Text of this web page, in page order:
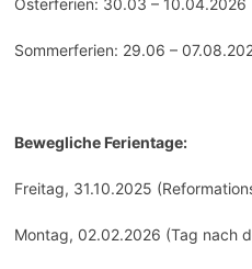
Sommerferien: 29.06 –
Bewegliche Ferientage:
Freitag, 31.10.2025
Montag, 02.02.2026 (Tag nach